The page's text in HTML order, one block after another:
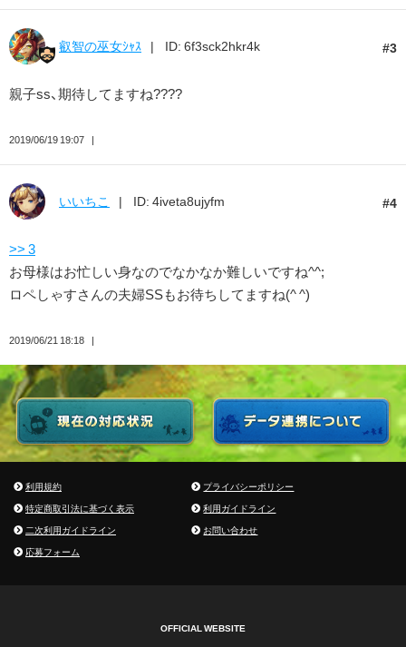
3
叡智の巫女ｼｬｽ ID: 6f3sck2hkr4k
親子ss、期待してますね????
2019/06/19 19:07
4
いいちこ ID: 4iveta8ujyfm
>> 3
お母様はお忙しい身なのでなかなか難しいですね^^;
ロペしゃすさんの夫婦SSもお待ちしてますね(^ ^)
2019/06/21 18:18
利用規約
プライバシーポリシー
特定商取引法に基づく表示
利用ガイドライン
二次利用ガイドライン
お問い合わせ
応募フォーム
OFFICIAL WEBSITE